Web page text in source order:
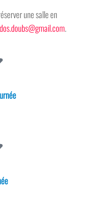
une salle en
.